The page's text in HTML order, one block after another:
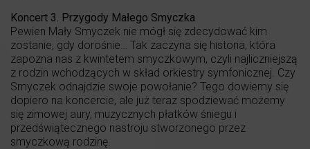
Koncert 3. Przygody Małego Smyczka
Pewien Mały Smyczek nie mógł się zdecydować kim
zostanie, gdy dorośnie… Tak zaczyna się historia, która
zapozna nas z kwintetem smyczkowym, czyli najliczniejszą
z rodzin wchodzących w skład orkiestry symfonicznej. Czy
Smyczek odnajdzie swoje powołanie? Tego dowiemy się
dopiero na koncercie, ale już teraz spodziewać możemy
się zimowej aury, muzycznych płatków śniegu i
przedświątecznego nastroju stworzonego przez
smyczkową rodzinę.